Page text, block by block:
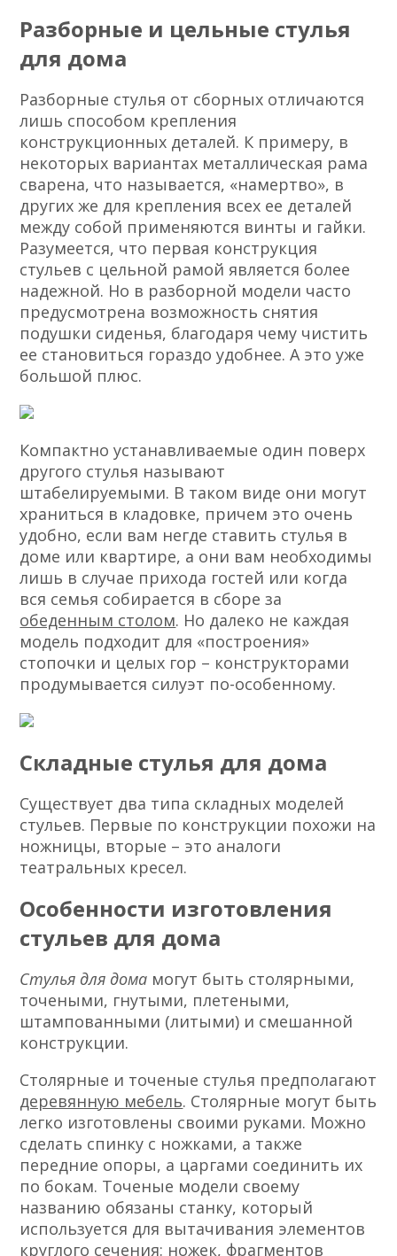
Разборные и цельные стулья
для дома
Разборные стулья от сборных отличаются
лишь способом крепления
конструкционных деталей. К примеру, в
некоторых вариантах металлическая рама
сварена, что называется, «намертво», в
других же для крепления всех ее деталей
между собой применяются винты и гайки.
Разумеется, что первая конструкция
стульев с цельной рамой является более
надежной. Но в разборной модели часто
предусмотрена возможность снятия
подушки сиденья, благодаря чему чистить
ее становиться гораздо удобнее. А это уже
большой плюс.
Компактно устанавливаемые один поверх
другого стулья называют
штабелируемыми. В таком виде они могут
храниться в кладовке, причем это очень
удобно, если вам негде ставить стулья в
доме или квартире, а они вам необходимы
лишь в случае прихода гостей или когда
вся семья собирается в сборе за
обеденным столом. Но далеко не каждая
модель подходит для «построения»
стопочки и целых гор – конструкторами
продумывается силуэт по-особенному.
Складные стулья для дома
Существует два типа складных моделей
стульев. Первые по конструкции похожи на
ножницы, вторые – это аналоги
театральных кресел.
Особенности изготовления
стульев для дома
Стулья для дома могут быть столярными,
точеными, гнутыми, плетеными,
штампованными (литыми) и смешанной
конструкции.
Столярные и точеные стулья предполагают
деревянную мебель. Столярные могут быть
легко изготовлены своими руками. Можно
сделать спинку с ножками, а также
передние опоры, а царгами соединить их
по бокам. Точеные модели своему
названию обязаны станку, который
используется для вытачивания элементов
круглого сечения: ножек, фрагментов